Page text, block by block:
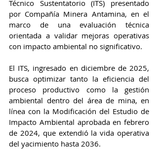
Técnico Sustentatorio (ITS) presentado
por Compañía Minera Antamina, en el
marco de una evaluación técnica
orientada a validar mejoras operativas
con impacto ambiental no significativo.
El ITS, ingresado en diciembre de 2025,
busca optimizar tanto la eficiencia del
proceso productivo como la gestión
ambiental dentro del área de mina, en
línea con la Modificación del Estudio de
Impacto Ambiental aprobada en febrero
de 2024, que extendió la vida operativa
del yacimiento hasta 2036.